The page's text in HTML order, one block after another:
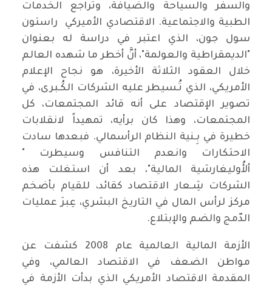
والسفر والسياحة والضيافة، وتراجع الخدمات
الطبية والاجتماعية. الاقتصادي الأميركي راستون
سول جون، الذي اعتبر في دراسة له بعنوان
"الديمقراطية والعولمة"، أنَّ أخطر ما شهده العالم
خلال العقود الثلاثة الأخيرة، هو نجاح الإعلام
الأمريكي، الذي تُـسيطر عليه الشركات الكُـبرى، في
تصوير الإقتصاد على أنه قائد المجتمعات، كل
المجتمعات، وهذا كان برأيه، تمهيداً لانقلابات
خطيرة في بِـنية النظام الرأسمالي. فبعدها سادت
الاحتكارات وانعدم التنافس وسيطرت "
ألأُوليغارشية المالية"، بعد أن استغلت هذه
الشركات شِـعار الاقتصاد كقائد، للقيام بأضخم
مركز لرأس المال في التاريخ البشري، عِبرَ عمليات
الدّمج والضم والإبتلاع.
الأزمة المالية العالمية عام 2008 كشفت عن
مواطن الضعف في الاقتصاد العالمي، وفي
المقدمة الاقتصاد الأمريكي الذي بدأت الأزمة في